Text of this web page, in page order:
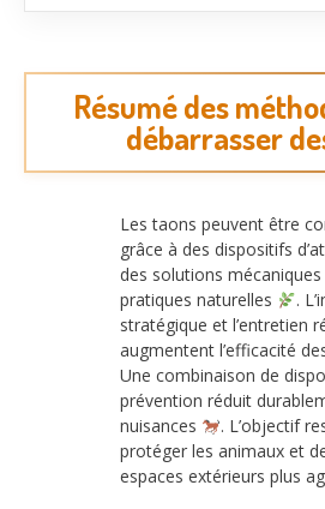
Résumé des
débarrasser
Les taons peuvent être
grâce à des dispositifs
des solutions
pratiques naturelles
.
stratégique et l’entretien
augmentent l’efficacité
Une combinaison de
prévention réduit
nuisances
. L’objectif
protéger les animaux et
espaces extérieurs plus